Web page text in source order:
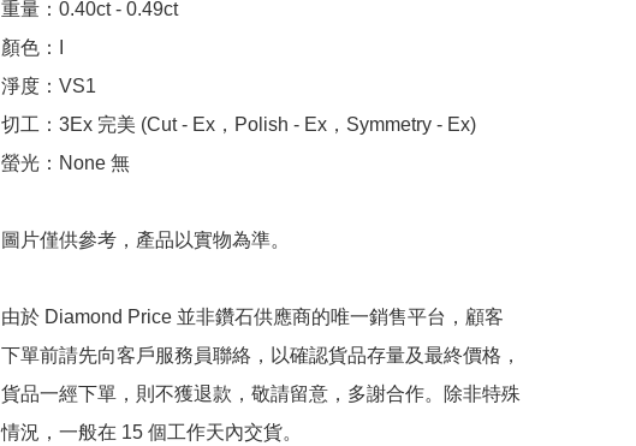
重量：0.40ct - 0.49ct
顏色：I
淨度：VS1
切工：3Ex 完美 (Cut - Ex，Polish - Ex，Symmetry - Ex)
螢光：None 無
圖片僅供參考，產品以實物為準。
由於 Diamond Price 並非鑽石供應商的唯一銷售平台，顧客
下單前請先向客戶服務員聯絡，以確認貨品存量及最終價格，
貨品一經下單，則不獲退款，敬請留意，多謝合作。除非特殊
情況，一般在 15 個工作天內交貨。